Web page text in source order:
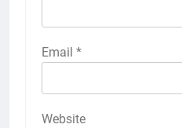
Email *
Website